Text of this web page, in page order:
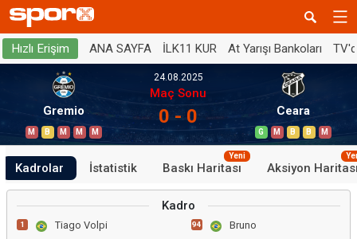
Hızlı Erişim ANA SAYFA İLK11 KUR At Yarışı Bankoları
Gremio
M B M M M
24.08.2025
Maç Sonu
0 - 0 Ceara
G M B B M
Kadrolar İstatistik Baskı Haritası
Yeni
Aksiyon
Kadro
1 Tiago Volpi 94 Bruno